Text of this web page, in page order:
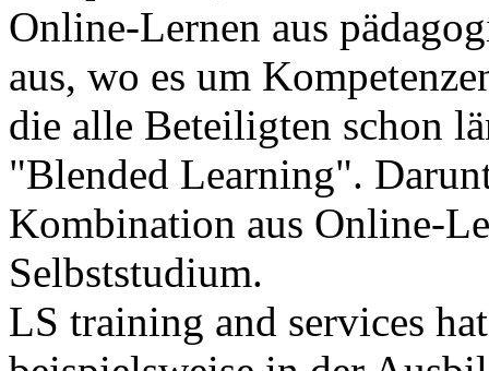
Online-Lernen aus
aus, wo es um
die alle Beteiligten schon
"Blended Learning".
Kombination aus Online-
Selbststudium.
LS training and services